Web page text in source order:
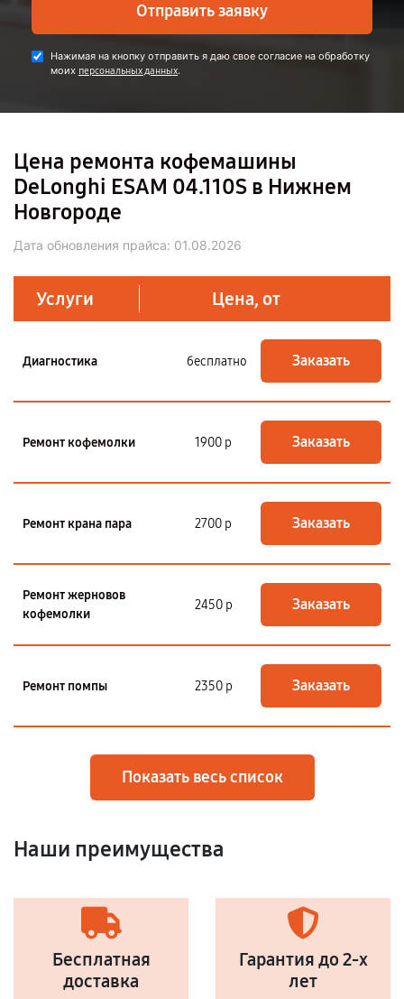
Отправить заявку
Нажимая на кнопку отправить я даю свое согласие на обработку
моих персональных данных.
Цена ремонта кофемашины
DeLonghi ESAM 04.110S в Нижнем
Новгороде
Дата обновления прайса: 01.08.2026
Услуги Цена, от
Диагностика бесплатно Заказать
Ремонт кофемолки 1900 р Заказать
Ремонт крана пара 2700 р Заказать
Ремонт жерновов
кофемолки
2450 р Заказать
Ремонт помпы 2350 р Заказать
Показать весь список
Наши преимущества
Бесплатная
доставка
Гарантия до 2-х
лет